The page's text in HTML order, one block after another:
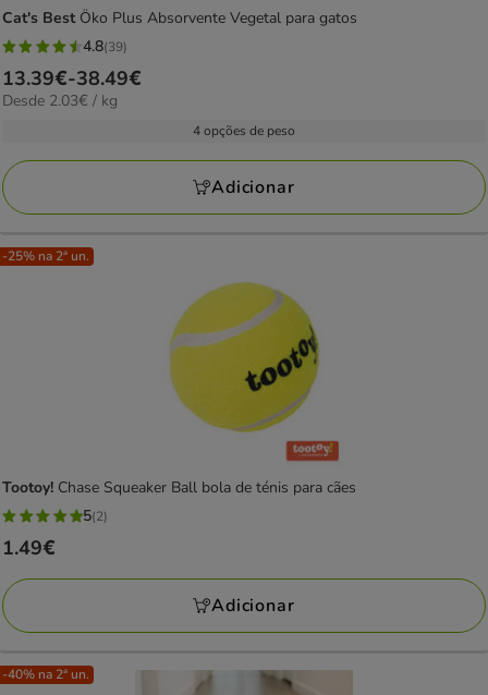
Cat's Best Öko Plus Absorvente Vegetal para gatos
4.8
estrelas
com
avaliações
4.8(39)
Preço
de
38.49€
13.39€-38.49€
2.03€
Desde 2.03€ / kg
4 opções de peso
Adicionar
-25% na 2ª un.
Tootoy! Chase Squeaker Ball bola de ténis para cães
5
estrelas
com
2
avaliações
5(2)
Preço
1.49€
1.49€
Adicionar
-40% na 2ª un.